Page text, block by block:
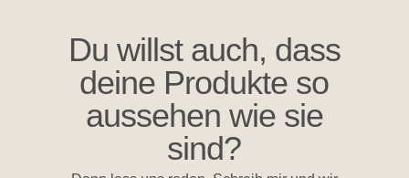
Du willst auch, dass
deine Produkte so
aussehen wie sie
sind?